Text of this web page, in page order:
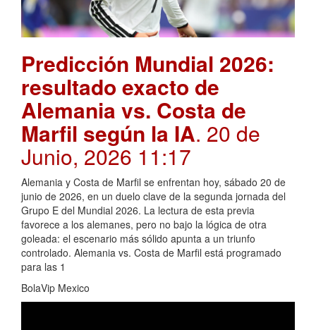
Predicción Mundial 2026:
resultado exacto de
Alemania vs. Costa de
Marfil según la IA. 20 de
Junio, 2026 11:17
Alemania y Costa de Marfil se enfrentan hoy, sábado 20 de
junio de 2026, en un duelo clave de la segunda jornada del
Grupo E del Mundial 2026. La lectura de esta previa
favorece a los alemanes, pero no bajo la lógica de otra
goleada: el escenario más sólido apunta a un triunfo
controlado. Alemania vs. Costa de Marfil está programado
para las 1
BolaVip Mexico